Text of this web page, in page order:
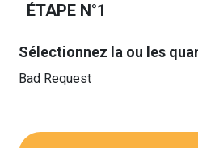
ÉTAPE N°1
Sélectionnez la ou les
Bad Request